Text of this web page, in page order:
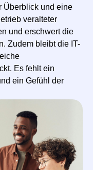
Überblick und eine
veralteter
und erschwert die
Zudem bleibt die IT-
Es fehlt ein
ein Gefühl der